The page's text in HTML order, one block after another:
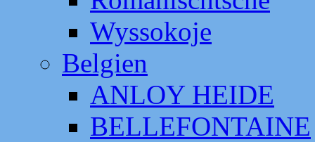
Wyssokoje
Belgien
ANLOY HEIDE
BELLEFONTAINE